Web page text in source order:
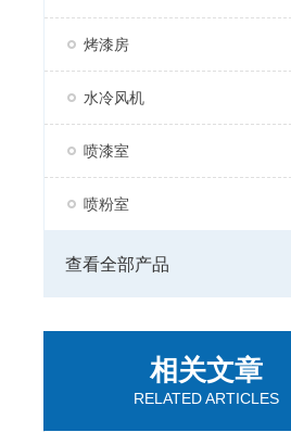
烤漆房
水冷风机
喷漆室
喷粉室
查看全部产品
相关文章
RELATED ARTICLES